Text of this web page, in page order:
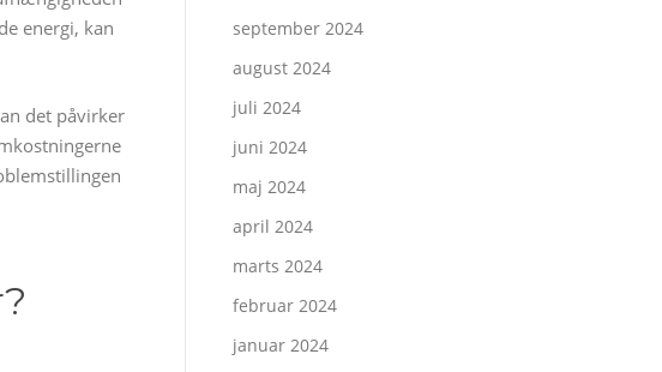
energi, kan
det påvirker
september 2024
august 2024
juli 2024
juni 2024
maj 2024
april 2024
marts 2024
februar 2024
januar 2024